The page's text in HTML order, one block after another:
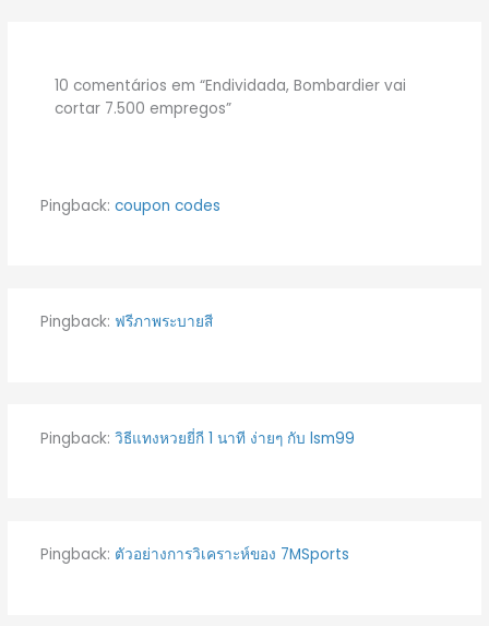
10 comentários em “Endividada, Bombardier vai
cortar 7.500 empregos”
Pingback: coupon codes
Pingback: ฟรีภาพระบายสี
Pingback: วิธีแทงหวยยี่กี 1 นาที ง่ายๆ กับ lsm99
Pingback: ตัวอย่างการวิเคราะห์ของ 7MSports